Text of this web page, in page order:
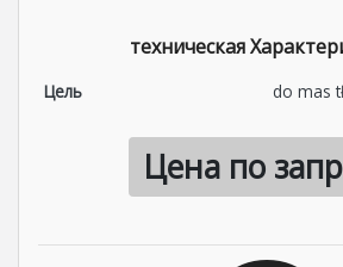
техническая
Цель do mas
Цена по